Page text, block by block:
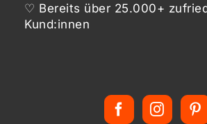
♡ Bereits über 25.000+
Kund:innen